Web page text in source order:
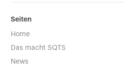
Seiten
Home
Das macht SQTS
News